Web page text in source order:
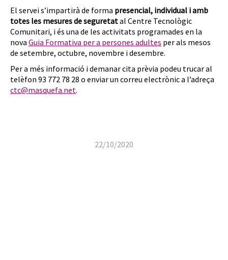
El servei s’impartirà de forma presencial, individual i amb
totes les mesures de seguretatal Centre Tecnològic
Comunitari, i és una de les activitats programades en la
nova Guia Formativa per a persones adultes per als mesos
de setembre, octubre, novembre i desembre.
Per a més informació i demanar cita prèvia podeu trucar al
telèfon 93 772 78 28 o enviar un correu electrònic a l’adreça
ctc@masquefa.net.
22/10/2020